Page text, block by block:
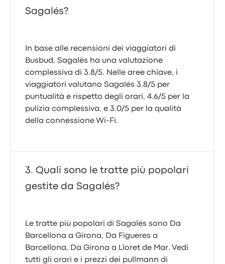
Sagalés?
In base alle recensioni dei viaggiatori di
Busbud, Sagalés ha una valutazione
complessiva di 3.8/5. Nelle aree chiave, i
viaggiatori valutano Sagalés 3.8/5 per
puntualità e rispetto degli orari, 4.6/5 per la
pulizia complessiva, e 3.0/5 per la qualità
della connessione Wi‑Fi.
Quali sono le tratte più popolari
gestite da Sagalés?
Le tratte più popolari di Sagalés sono Da
Barcellona a Girona, Da Figueres a
Barcellona, Da Girona a Lloret de Mar. Vedi
tutti gli orari e i prezzi dei pullmann di